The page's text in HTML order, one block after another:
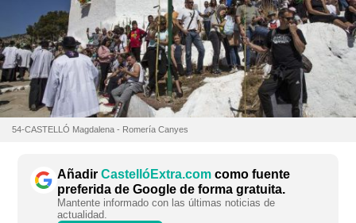
54-CASTELLÓ Magdalena - Romería Canyes
Añadir CastellóExtra.com como fuente
preferida de Google de forma gratuita.
Mantente informado con las últimas noticias de
actualidad.